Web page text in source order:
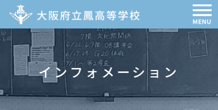
インフォメーション